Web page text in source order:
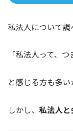
私法人について調
「私法人って、
と感じる方も多い
しかし、 私法人と